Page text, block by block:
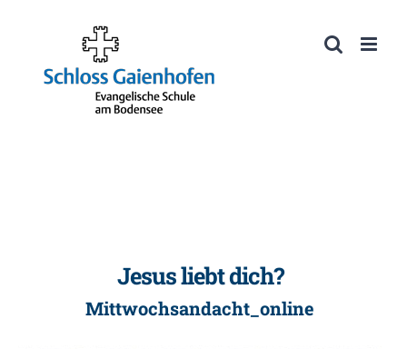
Werkzeugleiste öffnen
springen
Jesus liebt dich?
Mittwochsandacht_online